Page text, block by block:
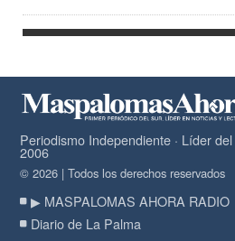
Periodismo Independiente · Líder
2006
© 2026 | Todos los derechos reservados
▶ MASPALOMAS AHORA RADIO
Diario de La Palma